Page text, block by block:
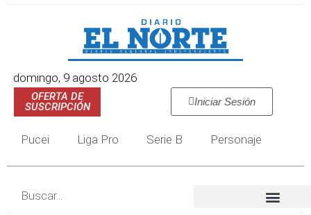
domingo, 9 agosto 2026
OFERTA DE
SUSCRIPCIÓN
Iniciar Sesión
Pucei Liga Pro Serie B Personaje